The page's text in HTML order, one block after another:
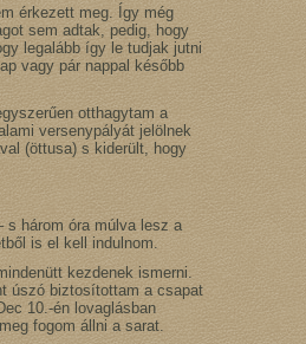
érkezett meg. Így még
sem adtak, pedig, hogy
legalább így le tudjak jutni
vagy pár nappal később
otthagytam a
versenypályát jelölnek
(öttusa) s kiderült, hogy
s három óra múlva lesz a
is el kell indulnom.
kezdenek ismerni.
úszó biztosítottam a csapat
10.-én lovaglásban
fogom állni a sarat.